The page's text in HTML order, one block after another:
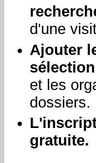
d'une
Ajouter
sélection
et les
dossiers.
gratuite.